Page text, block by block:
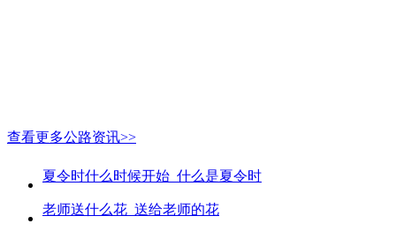
查看更多公路资讯>>
夏令时什么时候开始_什么是夏令时
老师送什么花_送给老师的花